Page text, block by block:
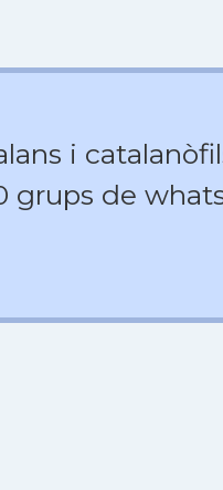
i
grups de